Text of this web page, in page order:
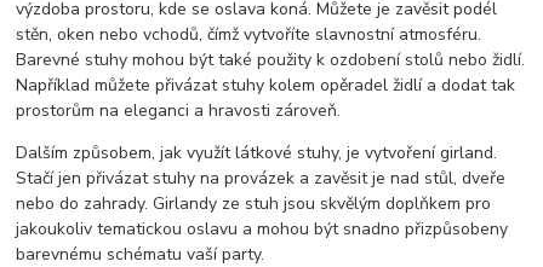
výzdoba prostoru, kde se oslava koná. Můžete je zavěsit podél
stěn, oken nebo vchodů, čímž vytvoříte slavnostní atmosféru.
Barevné stuhy mohou být také použity k ozdobení stolů nebo židlí.
Například můžete přivázat stuhy kolem opěradel židlí a dodat tak
prostorům na eleganci a hravosti zároveň.
Dalším způsobem, jak využít látkové stuhy, je vytvoření girland.
Stačí jen přivázat stuhy na provázek a zavěsit je nad stůl, dveře
nebo do zahrady. Girlandy ze stuh jsou skvělým doplňkem pro
jakoukoliv tematickou oslavu a mohou být snadno přizpůsobeny
barevnému schématu vaší party.